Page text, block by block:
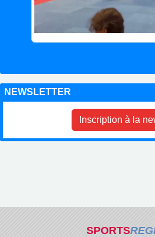
NEWSLETTER
Inscription à la
SPORTS